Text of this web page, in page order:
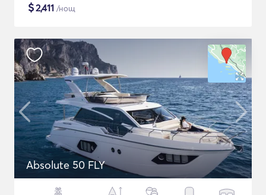
$2,411 /нощ
Absolute 50 FLY